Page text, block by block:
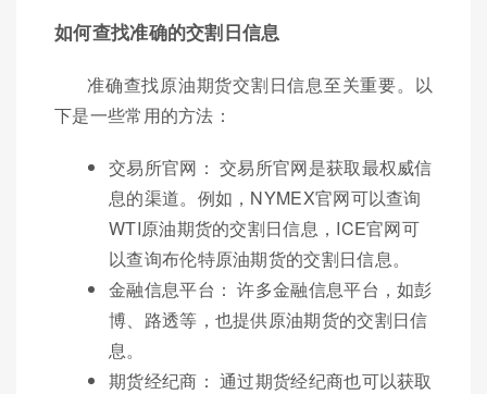
如何查找准确的交割日信息
准确查找原油期货交割日信息至关重要。以
下是一些常用的方法：
交易所官网： 交易所官网是获取最权威信
息的渠道。例如，NYMEX官网可以查询
WTI原油期货的交割日信息，ICE官网可
以查询布伦特原油期货的交割日信息。
金融信息平台： 许多金融信息平台，如彭
博、路透等，也提供原油期货的交割日信
息。
期货经纪商： 通过期货经纪商也可以获取